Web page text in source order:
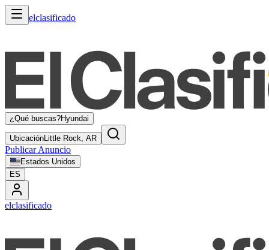
elclasificado
¿Qué buscas?Hyundai
UbicaciónLittle Rock, AR
Publicar Anuncio
Estados Unidos
ES
elclasificado